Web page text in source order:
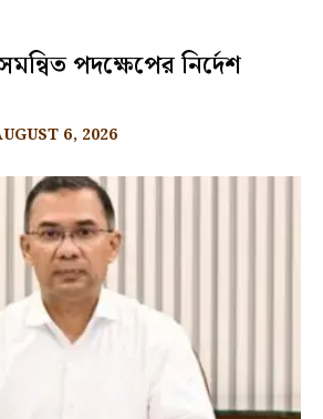
পদক্ষেপের নির্দেশ
6, 2026